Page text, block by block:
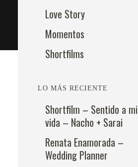
Love Story
Momentos
Shortfilms
LO MÁS RECIENTE
Shortfilm – Sentido a mi
vida – Nacho + Sarai
Renata Enamorada –
Wedding Planner